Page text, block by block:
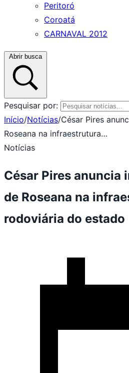
Peritoró
Coroatá
CARNAVAL 2012
Abrir busca
Pesquisar por:
Início/Notícias/César Pires
Roseana na infraestrutura…
Notícias
César Pires anuncia
de Roseana na
rodoviária do estado